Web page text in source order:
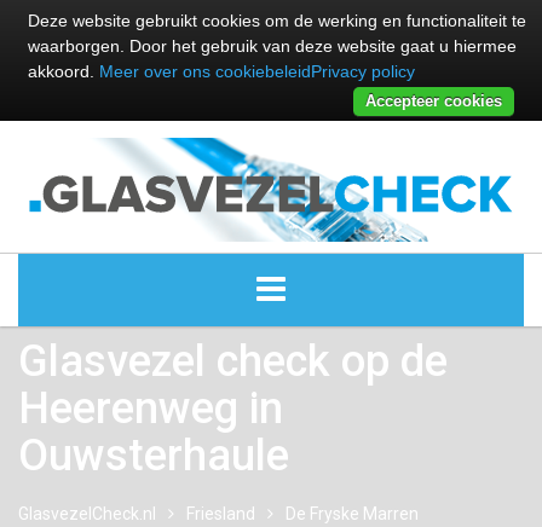
ALLE GLASVEZEL PROVIDERS
GLASVEZEL PROVIDERS
Glasvezel check op de
Heerenweg in
Ouwsterhaule
GlasvezelCheck.nl Friesland
De Fryske Marren
Deze website gebruikt cookies om de werking en functionaliteit te
waarborgen. Door het gebruik van deze website gaat u hiermee
akkoord. Meer over ons cookiebeleidPrivacy policy
Accepteer cookies